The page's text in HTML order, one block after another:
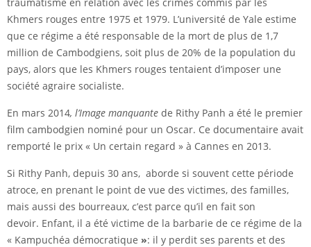
Khmers rouges entre 1975 et 1979. L’université de Yale estime
que ce régime a été responsable de la mort de plus de 1,7
million de Cambodgiens, soit plus de 20% de la population du
pays, alors que les Khmers rouges tentaient d’imposer une
société agraire socialiste.
En mars 2014, l’Image manquante de Rithy Panh a été le premier
film cambodgien nominé pour un Oscar. Ce documentaire avait
remporté le prix « Un certain regard » à Cannes en 2013.
Si Rithy Panh, depuis 30 ans, aborde si souvent cette période
atroce, en prenant le point de vue des victimes, des familles,
mais aussi des bourreaux, c’est parce qu’il en fait son
devoir. Enfant, il a été victime de la barbarie de ce régime de la
« Kampuchéa démocratique »: il y perdit ses parents et des